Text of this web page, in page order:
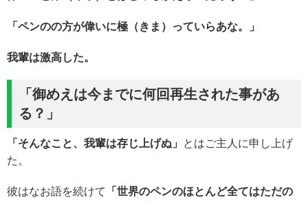
「 ペンのの方が偉いに極（きま）っていらあな。 」
我輩は激高した。
「御めえは今までに何回再生された事があ
る ？ 」
「 そんなこと、我輩は存じ上げぬ 」
とはご主人に申し上げ
た。
彼はなお語を続けて 「 世界のペンのほとんど全てはただの